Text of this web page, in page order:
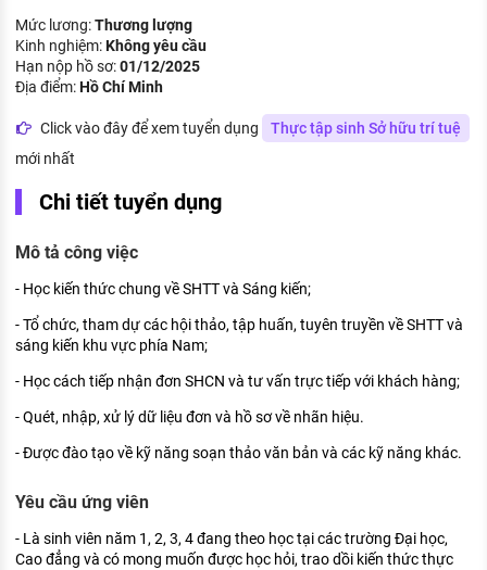
Việc làm tốt nhất
CÔNG TY
Danh sách nhà tuyển dụng
MẪU CV THEO STYLE
Mẫu CV đơn giản
Mẫu CV hiện đại
Lao động và tiền lương
Bảo hiểm và phúc lợi
Thuế thu nhập
Hồ sơ biểu mẫu
Chính sách lao động
KHÁM PHÁ NGHỀ NGHIỆP
Tử vi nghề nghiệp
Kỹ năng nghề nghiệp
HƯỚNG NGHIỆP VIỆC LÀM
Đặc trưng từng nghề
Xu hướng việc làm
XÂY DỰNG VÀ PHÁT TRIỂN ĐỘI NGŨ
TUYỂN DỤNG VIỆC LÀM
Mức lương:Thương lượng
Kinh nghiệm:Không yêu cầu
Hạn nộp hồ sơ:01/12/2025
Địa điểm:Hồ Chí Minh
Click vào đây để xem tuyển dụng
Thực tập sinh Sở hữu trí tuệ
mới nhất
Chi tiết tuyển dụng
Mô tả công việc
- Học kiến thức chung về SHTT và Sáng kiến;
- Tổ chức, tham dự các hội thảo, tập huấn, tuyên truyền về SHTT và
sáng kiến khu vực phía Nam;
- Học cách tiếp nhận đơn SHCN và tư vấn trực tiếp với khách hàng;
- Quét, nhập, xử lý dữ liệu đơn và hồ sơ về nhãn hiệu.
- Được đào tạo về kỹ năng soạn thảo văn bản và các kỹ năng khác.
Yêu cầu ứng viên
- Là sinh viên năm 1, 2, 3, 4 đang theo học tại các trường Đại học,
Cao đẳng và có mong muốn được học hỏi, trao dồi kiến thức thực